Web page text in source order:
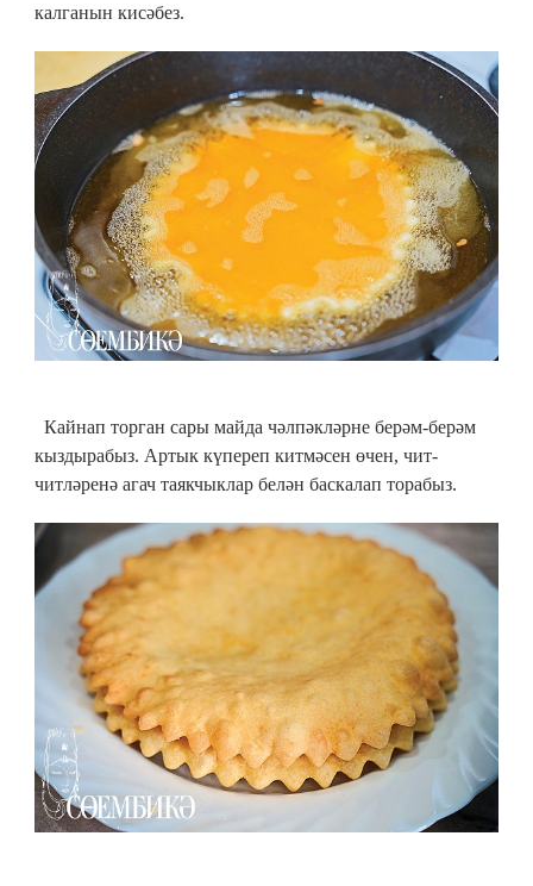
калганын кисәбез.
Кайнап торган сары майда чәлпәкләрне берәм-берәм
кыздырабыз. Артык күпереп китмәсен өчен, чит-
читләренә агач таякчыклар белән баскалап торабыз.